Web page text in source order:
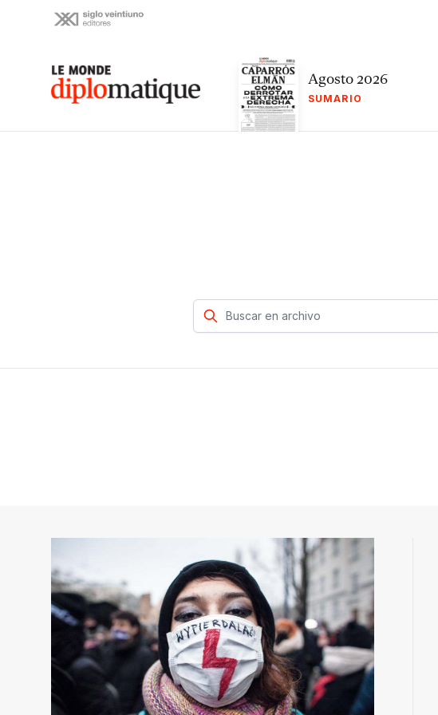
Le monde diplomatique Agosto 2026
SUMARIO